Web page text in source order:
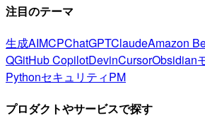
注目のテーマ
生成AIMCPChatGPTClaudeAmazon
QGitHub CopilotDevinCursorObsidian
PythonセキュリティPM
プロダクトやサービスで探す